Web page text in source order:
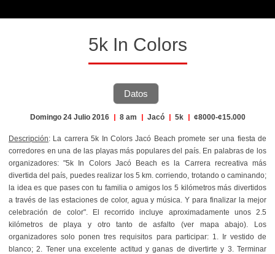
5k In Colors
Datos
Domingo 24 Julio 2016 | 8 am | Jacó | 5k | ¢8000-¢15.000
Descripción: La carrera 5k In Colors Jacó Beach promete ser una fiesta de
corredores en una de las playas más populares del país. En palabras de los
organizadores: "5k In Colors Jacó Beach es la Carrera recreativa más
divertida del país, puedes realizar los 5 km. corriendo, trotando o caminando;
la idea es que pases con tu familia o amigos los 5 kilómetros más divertidos
a través de las estaciones de color, agua y música. Y para finalizar la mejor
celebración de color". El recorrido incluye aproximadamente unos 2.5
kilómetros de playa y otro tanto de asfalto (ver mapa abajo). Los
organizadores solo ponen tres requisitos para participar: 1. Ir vestido de
blanco; 2. Tener una excelente actitud y ganas de divertirte y 3. Terminar